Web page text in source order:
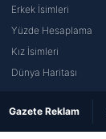
Erkek İsimleri
Yüzde Hesaplama
Kız İsimleri
Dünya Haritası
Gazete Reklam